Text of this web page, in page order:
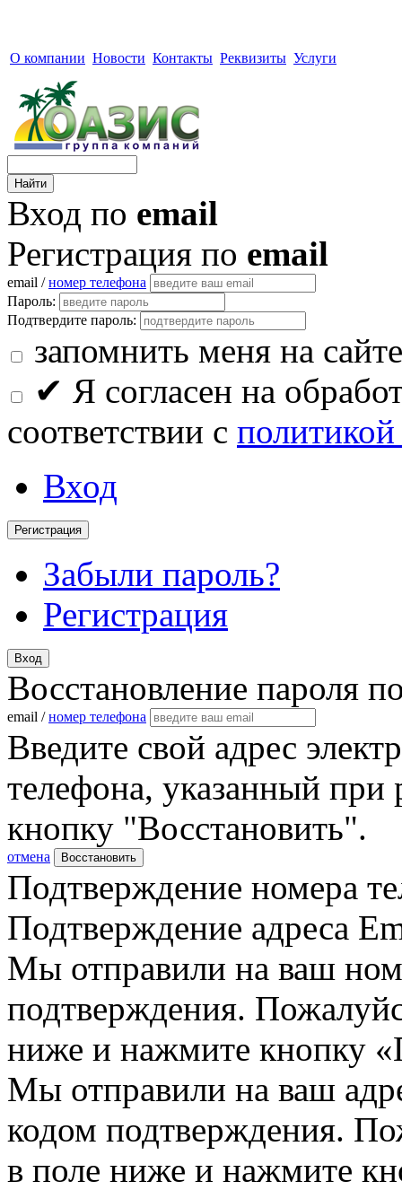
О компании Новости Контакты Реквизиты Услуги
Вход по email
Регистрация по email
email /номер телефона
Пароль:
Подтвердите пароль:
запомнить меня на сайте
✔ Я согласен на
соответствии с
Вход
Регистрация
Забыли пароль?
Регистрация
Вход
Восстановление пароля
email /номер телефона
Введите свой адрес
телефона, указанный при
кнопку "Восстановить".
отмена Восстановить
Подтверждение номера
Подтверждение адреса
Мы отправили на ваш
подтверждения.
ниже и нажмите кнопку
Мы отправили на ваш
кодом подтверждения.
в поле ниже и нажмите